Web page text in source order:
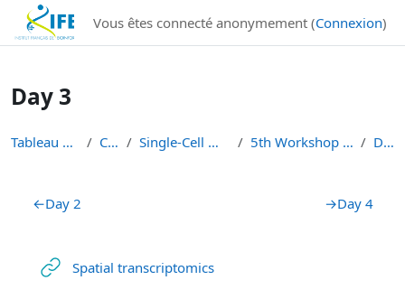
Institut Français de Bioinformatique - Les formations
Passer au contenu principalVous êtes connecté anonymement (Connexion)
Day 3
Tableau de bord Cours Single-Cell Workshops 5th Workshop Single-Cell Day 3
Résumé de section
←Day 2 →Day 4
Spatial transcriptomicsURL